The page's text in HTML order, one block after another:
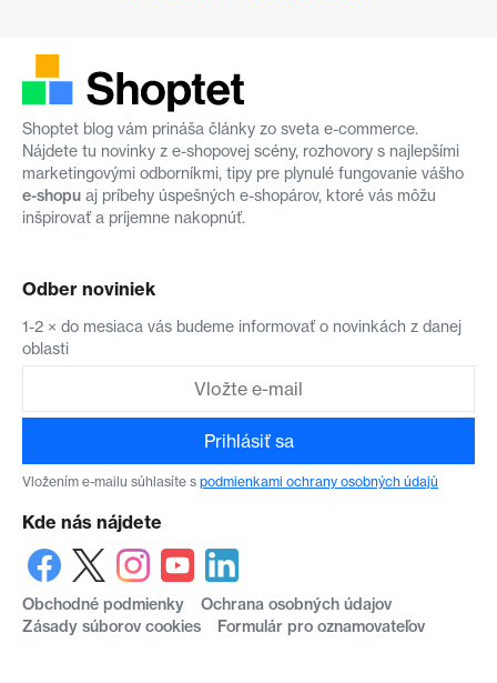
Shoptet blog vám prináša články zo sveta e-commerce.
Nájdete tu novinky z e-shopovej scény, rozhovory s najlepšími
marketingovými odborníkmi, tipy pre plynulé fungovanie vášho
e-shopu aj príbehy úspešných e-shopárov, ktoré vás môžu
inšpirovať a príjemne nakopnúť.
Odber noviniek
1-2 × do mesiaca vás budeme informovať o novinkách z danej
oblasti
Prihlásiť sa
Vložením e-mailu súhlasíte s podmienkami ochrany osobných údajů
Kde nás nájdete
Obchodné podmienky
Ochrana osobných údajov
Zásady súborov cookies
Formulár pro oznamovateľov